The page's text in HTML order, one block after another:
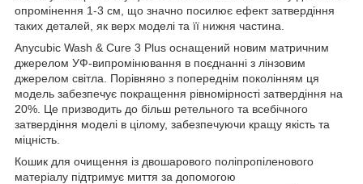
опромінення 1-3 см, що значно посилює ефект затвердіння
таких деталей, як верх моделі та її нижня частина.
Anycubic Wash & Cure 3 Plus оснащений новим матричним
джерелом УФ-випромінювання в поєднанні з лінзовим
джерелом світла. Порівняно з попереднім поколінням ця
модель забезпечує покращення рівномірності затвердіння на
20%. Це призводить до більш ретельного та всебічного
затвердіння моделі в цілому, забезпечуючи кращу якість та
міцність.
Кошик для очищення із двошарового поліпропіленового
матеріалу підтримує миття за допомогою